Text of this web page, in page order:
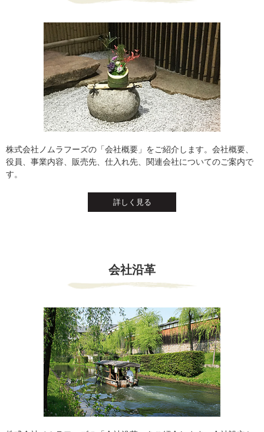
株式会社ノムラフーズの「会社概要」をご紹介します。会社概要、
役員、事業内容、販売先、仕入れ先、関連会社についてのご案内で
す。
詳しく見る
会社沿革